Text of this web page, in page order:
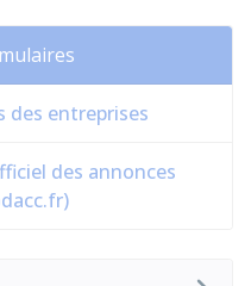
des entreprises
des annonces